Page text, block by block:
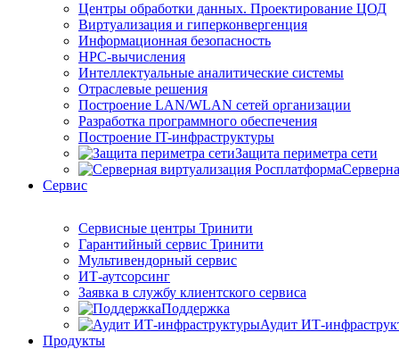
Центры обработки данных. Проектирование ЦОД
Виртуализация и гиперконвергенция
Информационная безопасность
HPC-вычисления
Интеллектуальные аналитические системы
Отраслевые решения
Построение LAN/WLAN сетей организации
Разработка программного обеспечения
Построение IT-инфраструктуры
Защита периметра сети
Сервис
Сервисные центры Тринити
Гарантийный сервис Тринити
Мультивендорный сервис
ИТ-аутсорсинг
Заявка в службу клиентского сервиса
Поддержка
Аудит ИТ-
Продукты